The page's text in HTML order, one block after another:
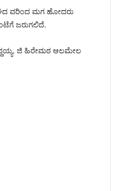
ವರಿಂದ ಮಗ ಹೋದರು
ಜರುಗಲಿದೆ.
ಜಿ ಹಿರೇಮಠ ಆಲಮೇಲ